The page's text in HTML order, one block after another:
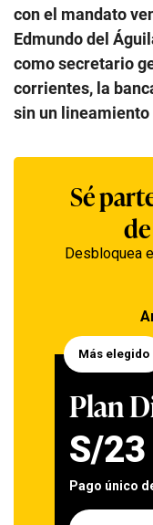
con el mandato
Edmundo del
como secretario
corrientes, la
sin un